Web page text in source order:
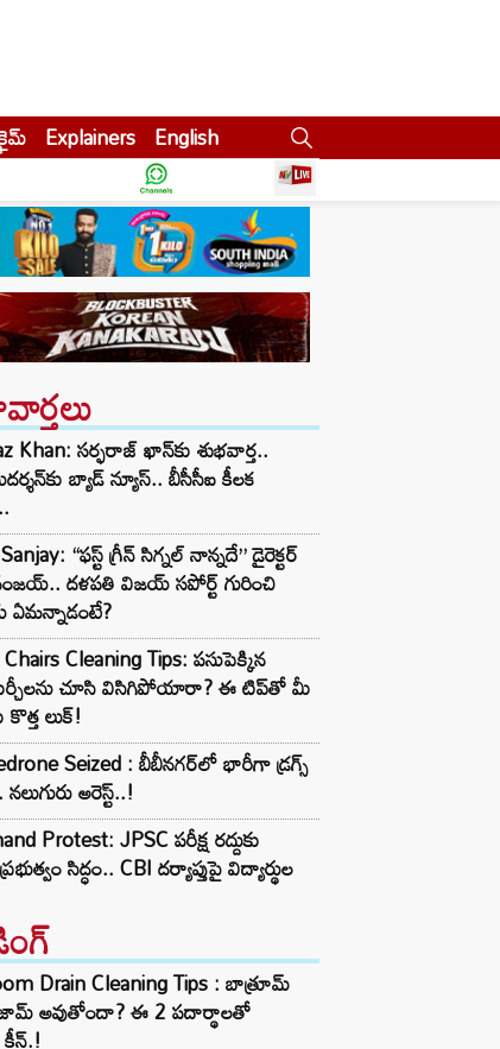
Explainers English
Khan: సర్ఫరాజ్ ఖాన్‌‌కు శుభవార్త..
బ్యాడ్ న్యూస్.. బీసీసీఐ కీలక
“ఫస్ట్ గ్రీన్ సిగ్నల్ నాన్నదే” డైరెక్టర్‌
దళపతి విజయ్ సపోర్ట్ గురించి
ఏమన్నాడంటే?
Cleaning Tips: పసుపెక్కిన
కుర్చీలను చూసి విసిగిపోయారా? ఈ టిప్‌తో మీ
కొత్త లుక్!
Seized : బీబీనగర్‌లో భారీగా డ్రగ్స్
అరెస్ట్..!
Protest: JPSC పరీక్ష రద్దుకు
సిద్ధం.. CBI దర్యాప్తుపై విద్యార్థుల
Drain Cleaning Tips : బాత్రూమ్
అవుతోందా? ఈ 2 పదార్థాలతో